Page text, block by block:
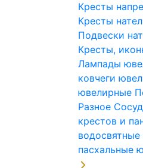
Кресты
Кресты
Подвески
Кресты,
Лампады
ковчеги
ювелирные
Разное
крестов и
пасхальные